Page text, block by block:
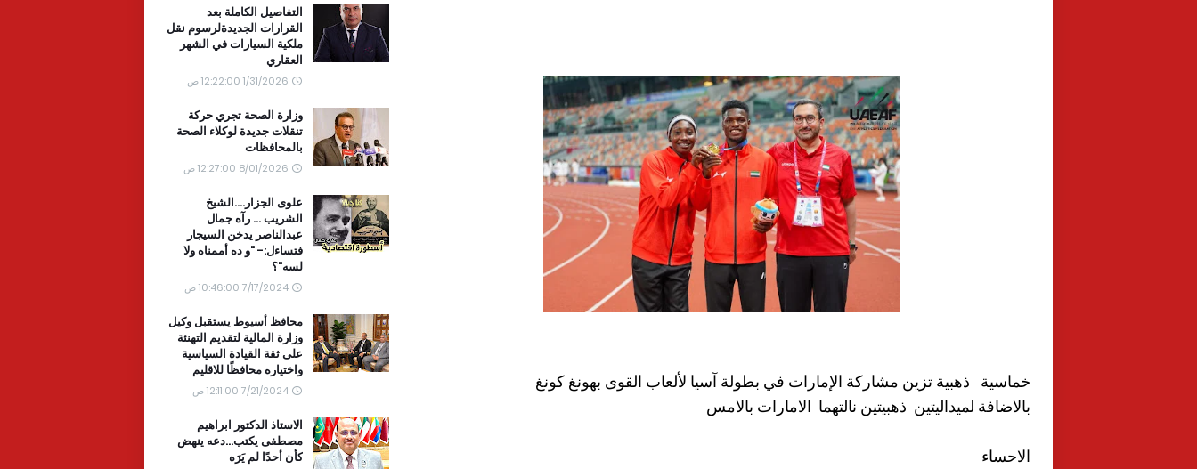
خماسية ذهبية تزين مشاركة الإمارات في بطولة آسيا لألعاب القوى بهونغ كونغ
بالاضافة لميداليتين ذهبيتين نالتهما الامارات بالامس
الاحساء
التفاصيل الكاملة بعد
القرارات الجديدةلرسوم نقل
ملكية السيارات في الشهر
العقاري
1/31/2026 12:22:00 ص
وزارة الصحة تجري حركة
تنقلات جديدة لوكلاء الصحة
بالمحافظات
8/01/2026 12:27:00 ص
علوى الجزار....الشيخ
الشريب ... رآه جمال
عبدالناصر يدخن السيجار
فتساءل:- "و ده أممناه ولا
لسه"؟
7/17/2024 10:46:00 ص
محافظ أسيوط يستقبل وكيل
وزارة المالية لتقديم التهنئة
على ثقة القيادة السياسية
واختياره محافظًا للاقليم
7/21/2024 12:11:00 ص
الاستاذ الدكتور ابراهيم
مصطفى يكتب...دعه ينهض
كأن أحدًا لم يَرَه